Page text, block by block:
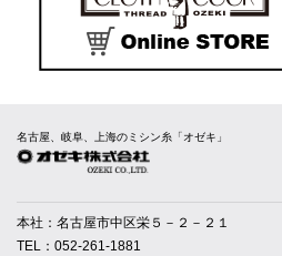
名古屋、岐阜、上海のミシン糸「オゼキ」
本社：名古屋市中区栄５－２－２１
TEL：052-261-1881